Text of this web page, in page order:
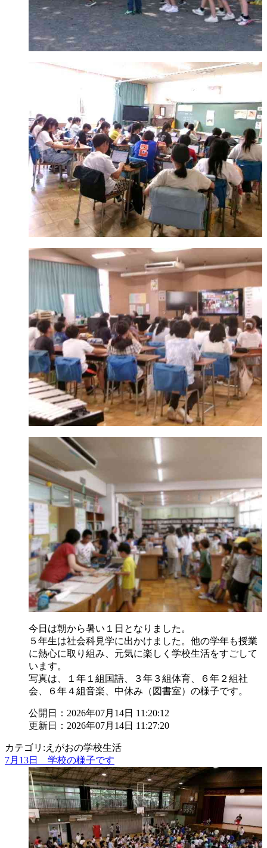
今日は朝から暑い１日となりました。
５年生は社会科見学に出かけました。他の学年も授業
に熱心に取り組み、元気に楽しく学校生活をすごして
います。
写真は、１年１組国語、３年３組体育、６年２組社
会、６年４組音楽、中休み（図書室）の様子です。
公開日：2026年07月14日 11:20:12
更新日：2026年07月14日 11:27:20
カテゴリ:えがおの学校生活
7月13日 学校の様子です